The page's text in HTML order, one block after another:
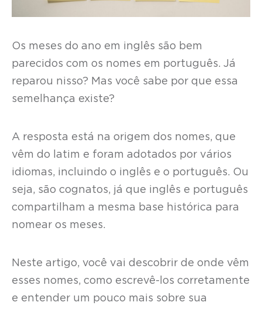
Os meses do ano em inglês são bem
parecidos com os nomes em português. Já
reparou nisso? Mas você sabe por que essa
semelhança existe?
A resposta está na origem dos nomes, que
vêm do latim e foram adotados por vários
idiomas, incluindo o inglês e o português. Ou
seja, são cognatos, já que inglês e português
compartilham a mesma base histórica para
nomear os meses.
Neste artigo, você vai descobrir de onde vêm
esses nomes, como escrevê-los corretamente
e entender um pouco mais sobre sua